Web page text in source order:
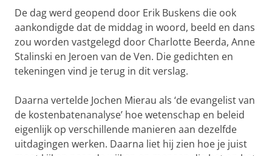
De dag werd geopend door Erik Buskens die ook
aankondigde dat de middag in woord, beeld en dans
zou worden vastgelegd door Charlotte Beerda, Anne
Stalinski en Jeroen van de Ven. Die gedichten en
tekeningen vind je terug in dit verslag.
Daarna vertelde Jochen Mierau als ‘de evangelist van
de kostenbatenanalyse’ hoe wetenschap en beleid
eigenlijk op verschillende manieren aan dezelfde
uitdagingen werken. Daarna liet hij zien hoe je juist